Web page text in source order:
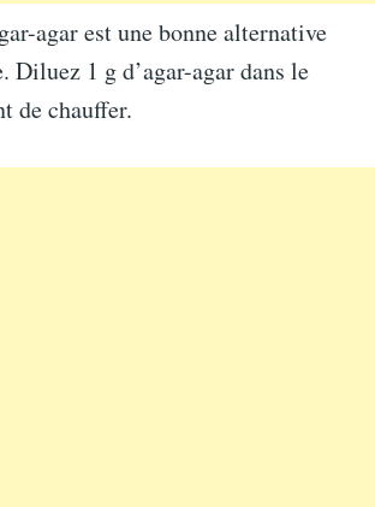
agar est une bonne alternative
Diluez 1 g d’agar-agar dans le
de chauffer.